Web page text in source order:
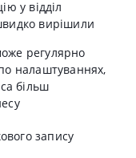
у відділ
вирішили
регулярно
налаштуваннях,
більш
запису